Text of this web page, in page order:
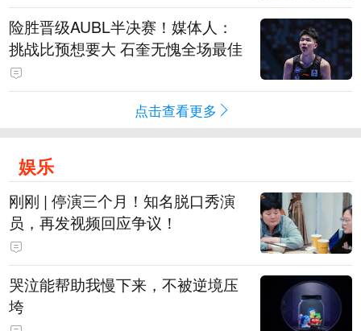
险胜晋级AUBL半决赛！媒体人：
挑战比预想要大 石奎无愧全场最佳
点击查看更多
娱乐
刚刚 | 停演三个月！知名脱口秀演
员，再发视频回应争议！
哭泣能帮助我慢下来，不被逆境压
垮